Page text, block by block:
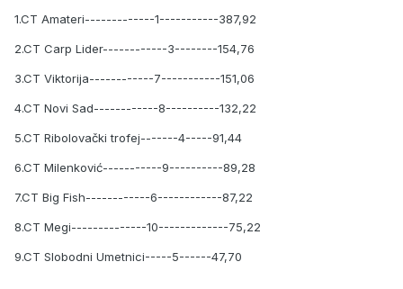
1.CT Amateri-------------1-----------387,92
2.CT Carp Lider------------3--------154,76
3.CT Viktorija------------7-----------151,06
4.CT Novi Sad------------8----------132,22
5.CT Ribolovački trofej-------4-----91,44
6.CT Milenković-----------9----------89,28
7.CT Big Fish------------6------------87,22
8.CT Megi--------------10-------------75,22
9.CT Slobodni Umetnici-----5------47,70